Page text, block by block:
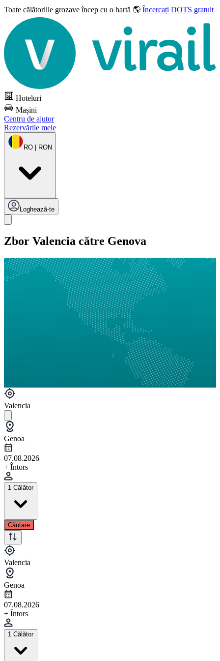
Toate călătoriile grozaveîncep cu o hartă 🌎 Încercați DOTS gratuit
Hoteluri
Mașini
Centru de ajutor
Rezervările mele
RO | RON
Loghează-te
Zbor Valencia către Genova
Valencia
Genoa
07.08.2026
+ Întors
1 Călător
Căutare
Valencia
Genoa
07.08.2026
+ Întors
1 Călător